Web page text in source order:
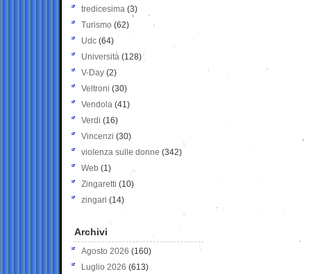
tredicesima (3)
Turismo (62)
Udc (64)
Università (128)
V-Day (2)
Veltroni (30)
Vendola (41)
Verdi (16)
Vincenzi (30)
violenza sulle donne (342)
Web (1)
Zingaretti (10)
zingari (14)
Archivi
Agosto 2026 (160)
Luglio 2026 (613)